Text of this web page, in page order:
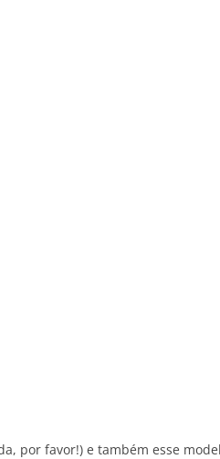
por favor!) e também esse